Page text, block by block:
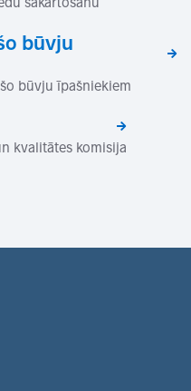
būvju
būvju īpašniekiem
kvalitātes komisija